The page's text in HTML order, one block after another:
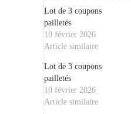
Lot de 3 coupons
pailletés
10 février 2026
Article similaire
Lot de 3 coupons
pailletés
10 février 2026
Article similaire